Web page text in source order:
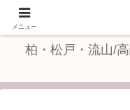
つきそ
柏・松戸・流山/
メニュー